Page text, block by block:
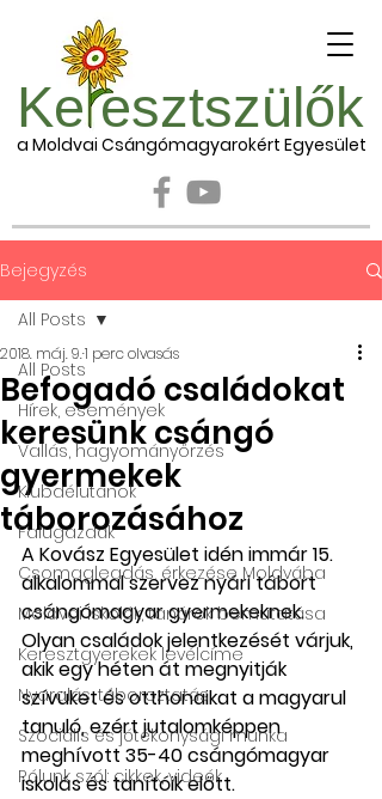
Ke esztszülők
a Moldvai Csángómagyarokért Egyesület
Bejegyzés
All Posts
Hírek, események
Vallás, hagyományőrzés
Klubdélutánok
Falugazdák
Csomagleadás, érkezése Moldvába
Moldvai iskolák, tanárok bemutatása
Keresztgyerekek levélcíme
Nyaralás, táboroztatás
Szociális és jótékonysági munka
Rólunk szól: cikkek, videók
All Posts
Befogadó családokat
keresünk csángó
gyermekek
táborozásához
2018. máj. 9.1 perc olvasás
A Kovász Egyesület idén immár 15.
alkalommal szervez nyári tábort
csángómagyar gyermekeknek.
Olyan családok jelentkezését várjuk,
akik egy héten át megnyitják
szívüket és otthonaikat a magyarul
tanuló, ezért jutalomképpen
meghívott 35-40 csángómagyar
iskolás és tanítóik előtt.